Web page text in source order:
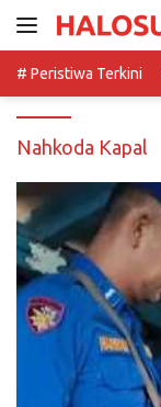
# Peristiwa Terkini
Nahkoda Kapal